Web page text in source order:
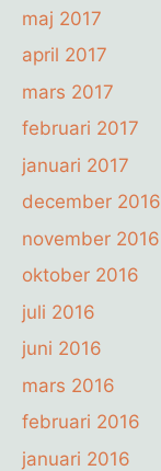
maj 2017
april 2017
mars 2017
februari 2017
januari 2017
december 2016
november 2016
oktober 2016
juli 2016
juni 2016
mars 2016
februari 2016
januari 2016